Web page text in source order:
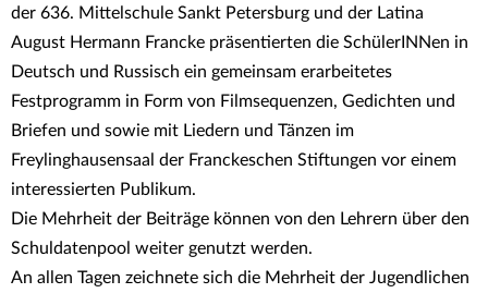
der 636. Mittelschule Sankt Petersburg und der Latina
August Hermann Francke präsentierten die SchülerINNen in
Deutsch und Russisch ein gemeinsam erarbeitetes
Festprogramm in Form von Filmsequenzen, Gedichten und
Briefen und sowie mit Liedern und Tänzen im
Freylinghausensaal der Franckeschen Stiftungen vor einem
interessierten Publikum.
Die Mehrheit der Beiträge können von den Lehrern über den
Schuldatenpool weiter genutzt werden.
An allen Tagen zeichnete sich die Mehrheit der Jugendlichen